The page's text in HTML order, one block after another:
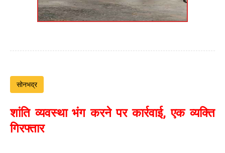
सोनभद्र
शांति व्यवस्था भंग करने पर कार्रवाई, एक व्यक्ति
गिरफ्तार